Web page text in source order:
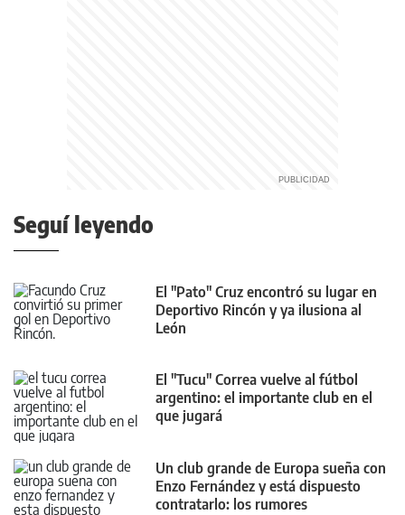
Seguí leyendo
El "Pato" Cruz encontró su lugar en
Deportivo Rincón y ya ilusiona al
León
El "Tucu" Correa vuelve al fútbol
argentino: el importante club en el
que jugará
Un club grande de Europa sueña con
Enzo Fernández y está dispuesto
contratarlo: los rumores